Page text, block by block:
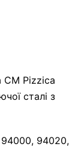
CM Pizzica
сталі з
94020,